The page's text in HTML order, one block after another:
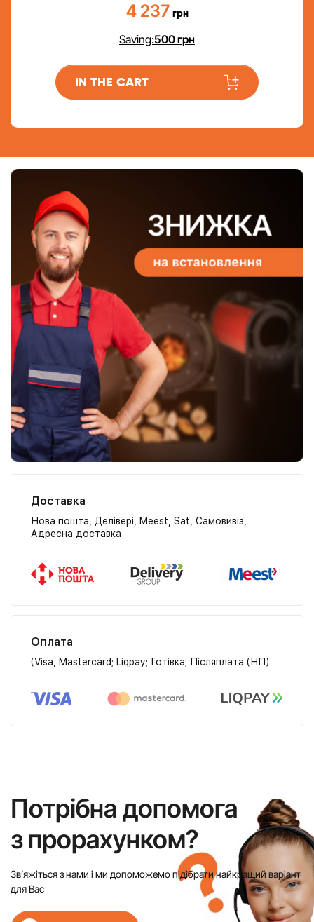
4 237 грн
Saving:500грн
IN THE CART
Доставка
Нова пошта, Делівері, Meest, Sat, Самовивіз,
Адресна доставка
Оплата
(Visa, Mastercard; Liqpay; Готівка; Післяплата (НП)
Потрібна допомога
з прорахунком?
Звʼяжіться з нами і ми допоможемо підібрати найкращий варіант
для Вас